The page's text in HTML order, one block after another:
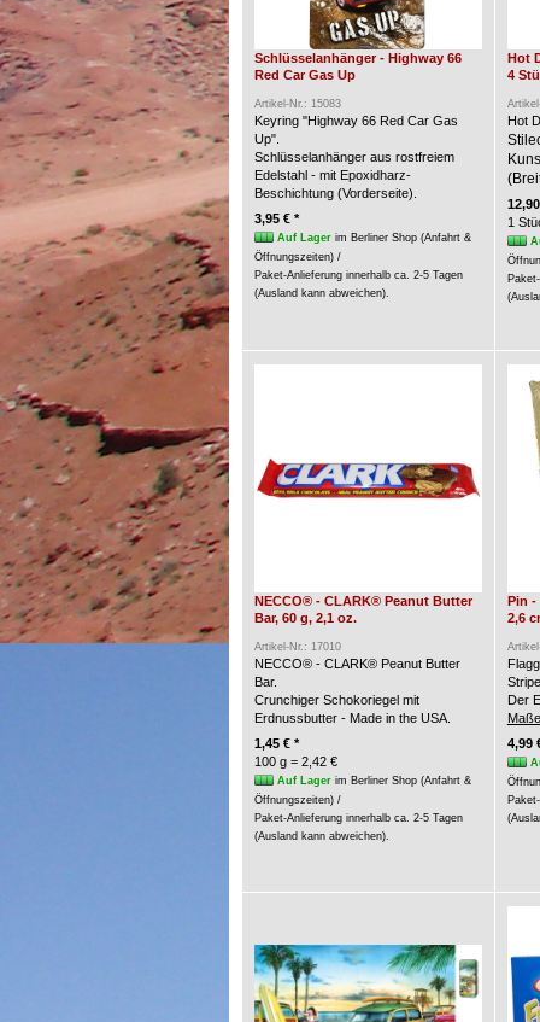
Schlüsselanhänger - Highway 66
Red Car Gas Up
Artikel-Nr.: 15083
Keyring "Highway 66 Red Car Gas
Up".
Schlüsselanhänger aus rostfreiem
Edelstahl - mit Epoxidharz-
Beschichtung (Vorderseite).
3,95 € *
Auf Lagerim Berliner Shop (Anfahrt &
Öffnungszeiten) /
Paket-Anlieferung innerhalb ca. 2-5 Tagen
(Ausland kann abweichen).
Hot
4
Hot
1
NECCO® - CLARK® Peanut Butter
Bar, 60 g, 2,1 oz.
Artikel-Nr.: 17010
NECCO® - CLARK® Peanut Butter
Bar.
Crunchiger Schokoriegel mit
Erdnussbutter - Made in the USA.
1,45 € *
100 g = 2,42 €
Auf Lagerim Berliner Shop (Anfahrt &
Öffnungszeiten) /
Paket-Anlieferung innerhalb ca. 2-5 Tagen
(Ausland kann abweichen).
Pin -
2,6
Der
4,99